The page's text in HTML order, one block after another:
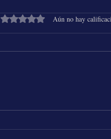
Obtuvo 0 de 5 estrellas.
Aún no hay